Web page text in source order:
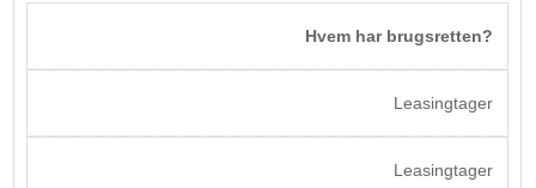
Hvem har brugsretten?
Leasingtager
Leasingtager